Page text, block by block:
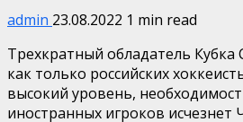
admin 23.08.2022 1 min read
Трехкратный обладатель Кубка
как только российских
высокий уровень,
иностранных игроков исчезнет